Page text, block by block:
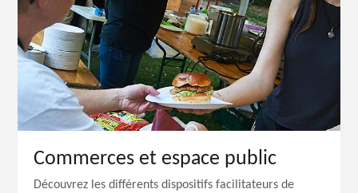
Commerces et espace public
Découvrez les différents dispositifs facilitateurs de